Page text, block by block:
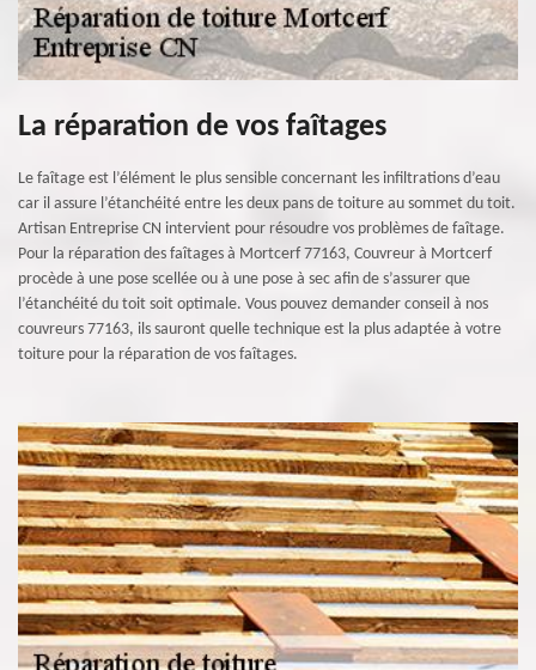
La réparation de vos faîtages
Le faîtage est l’élément le plus sensible concernant les infiltrations d’eau
car il assure l’étanchéité entre les deux pans de toiture au sommet du toit.
Artisan Entreprise CN intervient pour résoudre vos problèmes de faîtage.
Pour la réparation des faîtages à Mortcerf 77163, Couvreur à Mortcerf
procède à une pose scellée ou à une pose à sec afin de s’assurer que
l’étanchéité du toit soit optimale. Vous pouvez demander conseil à nos
couvreurs 77163, ils sauront quelle technique est la plus adaptée à votre
toiture pour la réparation de vos faîtages.